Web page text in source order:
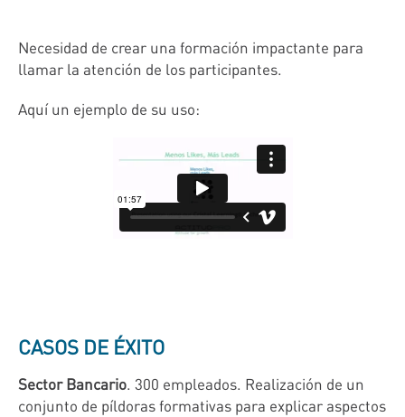
Necesidad de crear una formación impactante para
llamar la atención de los participantes.
Aquí un ejemplo de su uso:
CASOS DE ÉXITO
Sector Bancario. 300 empleados. Realización de un
conjunto de píldoras formativas para explicar aspectos